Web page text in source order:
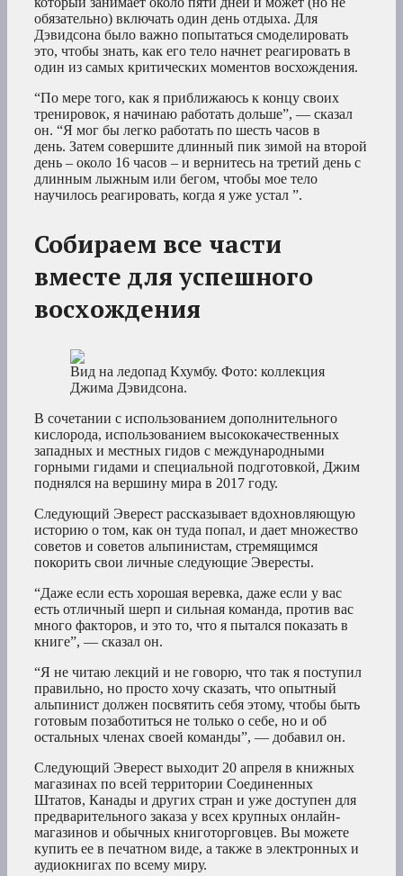
обязательно) включать один день отдыха. Для
Дэвидсона было важно попытаться смоделировать
это, чтобы знать, как его тело начнет реагировать в
один из самых критических моментов восхождения.
“По мере того, как я приближаюсь к концу своих
тренировок, я начинаю работать дольше”, — сказал
он. “Я мог бы легко работать по шесть часов в
день. Затем совершите длинный пик зимой на второй
день – около 16 часов – и вернитесь на третий день с
длинным лыжным или бегом, чтобы мое тело
научилось реагировать, когда я уже устал ”.
Собираем все части
вместе для успешного
восхождения
Вид на ледопад Кхумбу. Фото: коллекция
Джима Дэвидсона.
В сочетании с использованием дополнительного
кислорода, использованием высококачественных
западных и местных гидов с международными
горными гидами и специальной подготовкой, Джим
поднялся на вершину мира в 2017 году.
Следующий Эверест рассказывает вдохновляющую
историю о том, как он туда попал, и дает множество
советов и советов альпинистам, стремящимся
покорить свои личные следующие Эвересты.
“Даже если есть хорошая веревка, даже если у вас
есть отличный шерп и сильная команда, против вас
много факторов, и это то, что я пытался показать в
книге”, — сказал он.
“Я не читаю лекций и не говорю, что так я поступил
правильно, но просто хочу сказать, что опытный
альпинист должен посвятить себя этому, чтобы быть
готовым позаботиться не только о себе, но и об
остальных членах своей команды”, — добавил он.
Следующий Эверест выходит 20 апреля в книжных
магазинах по всей территории Соединенных
Штатов, Канады и других стран и уже доступен для
предварительного заказа у всех крупных онлайн-
магазинов и обычных книготорговцев. Вы можете
купить ее в печатном виде, а также в электронных и
аудиокнигах по всему миру.